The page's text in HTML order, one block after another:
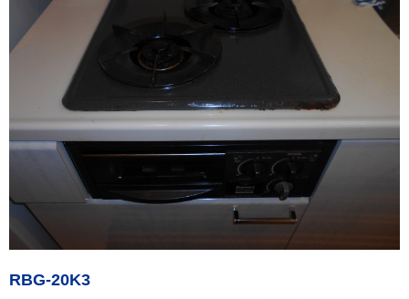
RBG-20K3